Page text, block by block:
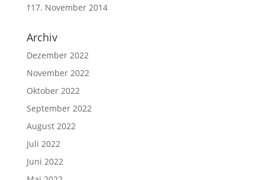
†17. November 2014
Archiv
Dezember 2022
November 2022
Oktober 2022
September 2022
August 2022
Juli 2022
Juni 2022